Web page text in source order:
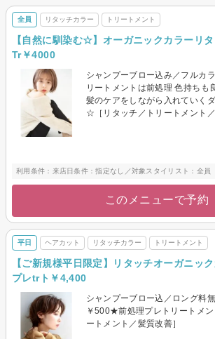
全員 リタッチカラー トリートメント
【自然に馴染む☆】オーガニックカラーリ
Tr￥4000
シャンプーブロー込み／フルカ
リートメントは前処理 色持ちも
髪のケアをしながら入れていく
☆［リタッチ／トリートメント／
利用条件：来店日条件：指定なし／対象スタイリスト：全員
このメニューで予約
平日 ヘアカット リタッチカラー トリートメント
【ご新規様平日限定】リタッチオーガニッ
プレtrト￥4,400
シャンプーブロー込／ロング料
￥500★前処理プレトリートメン
ートメント／髪質改善］